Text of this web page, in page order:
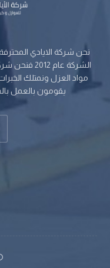
نحن شركة الايادي
الشركة عام
مواد العزل ونمتلك
يقومون بالعمل